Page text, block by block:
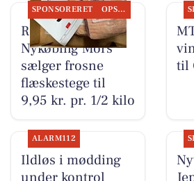
SPONSORERET OPSLAGSTAVLEN
REMA 1000
Nykøbing Mors
sælger frosne
flæskestege til
9,95 kr. pr. 1/2 kilo
til
ALARM112
Ildløs i mødding